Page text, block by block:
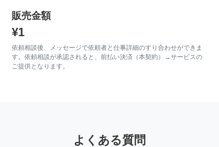
販売金額
¥1
依頼相談後、メッセージで依頼者と仕事詳細のすり合わせができま
す。依頼相談が承認されると、前払い決済（本契約）→サービスの
ご提供となります。
よくある質問